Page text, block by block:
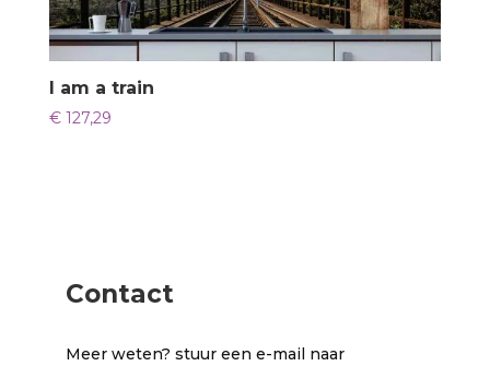
I am a train
€127,29
Contact
Meer weten? stuur een e-mail naar